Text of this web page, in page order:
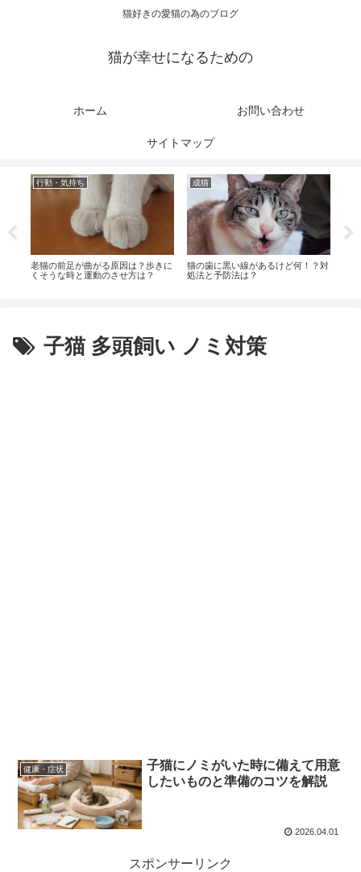
猫好きの愛猫の為のブログ
猫が幸せになるための
ホーム お問い合わせ
サイトマップ
行動・気持ち
老猫の前足が曲がる原因は？歩きに
くそうな時と運動のさせ方は？
成猫
猫の歯に黒い線があるけど何！？対
処法と予防法は？
子猫 多頭飼い ノミ対策
健康・症状
子猫にノミがいた時に備えて用意
したいものと準備のコツを解説
2026.04.01
スポンサーリンク